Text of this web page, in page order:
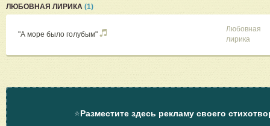
ЛЮБОВНАЯ ЛИРИКА (1)
"А море было голубым"
Любовная
лирика
⭐Разместите здесь рекламу своего